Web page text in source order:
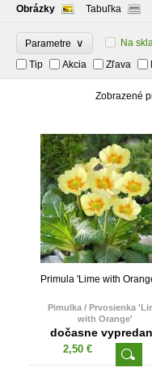
Obrázky
Tabuľka
Parametre ∨ Na
Tip
Akcia Zľava
Zobrazené
Primula 'Lime with
Pimulka / Prvosienka
with Orange'
dočasne
2,50 €